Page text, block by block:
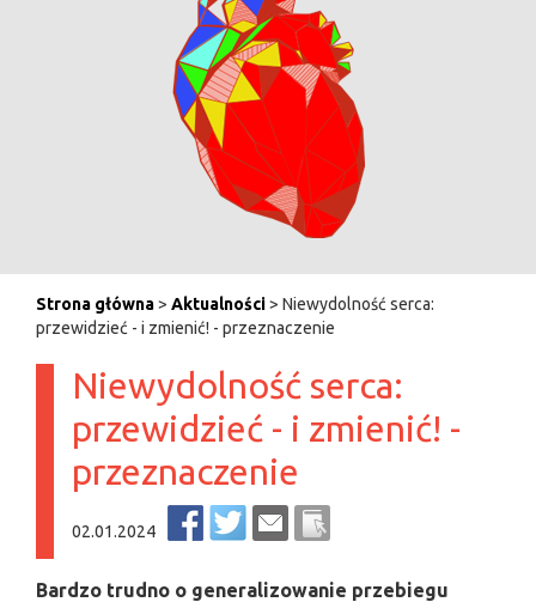
Strona główna> Aktualności> Niewydolność serca:
przewidzieć - i zmienić! - przeznaczenie
Niewydolność serca:
przewidzieć - i zmienić! -
przeznaczenie
02.01.2024
Bardzo trudno o generalizowanie przebiegu